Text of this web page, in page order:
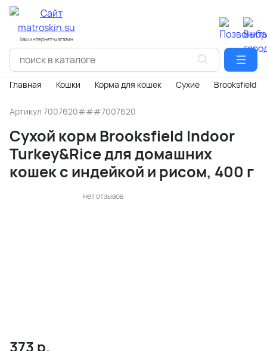
Ваш интернет-магазин
Главная Кошки Корма для кошек Сухие Brooksfield
Артикул 7007620###7007620
Сухой корм Brooksfield Indoor
Turkey&Rice для домашних
кошек с индейкой и рисом, 400 г
нет отзывов
373 р.